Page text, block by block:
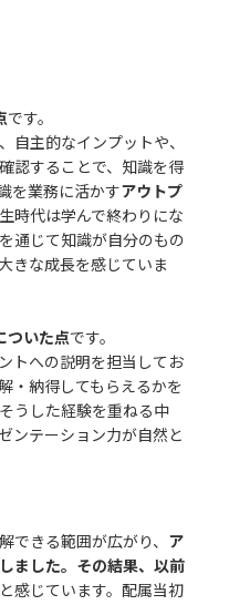
です。
自主的なインプットや、
認することで、知識を得
を業務に活かすアウトプ
時代は学んで終わりにな
通じて知識が自分のもの
きな成長を感じていま
ついた点です。
トへの説明を担当してお
・納得してもらえるかを
うした経験を重ねる中
ンテーション力が自然と
できる範囲が広がり、 ア
ました。その結果、以前
と感じています。配属当初